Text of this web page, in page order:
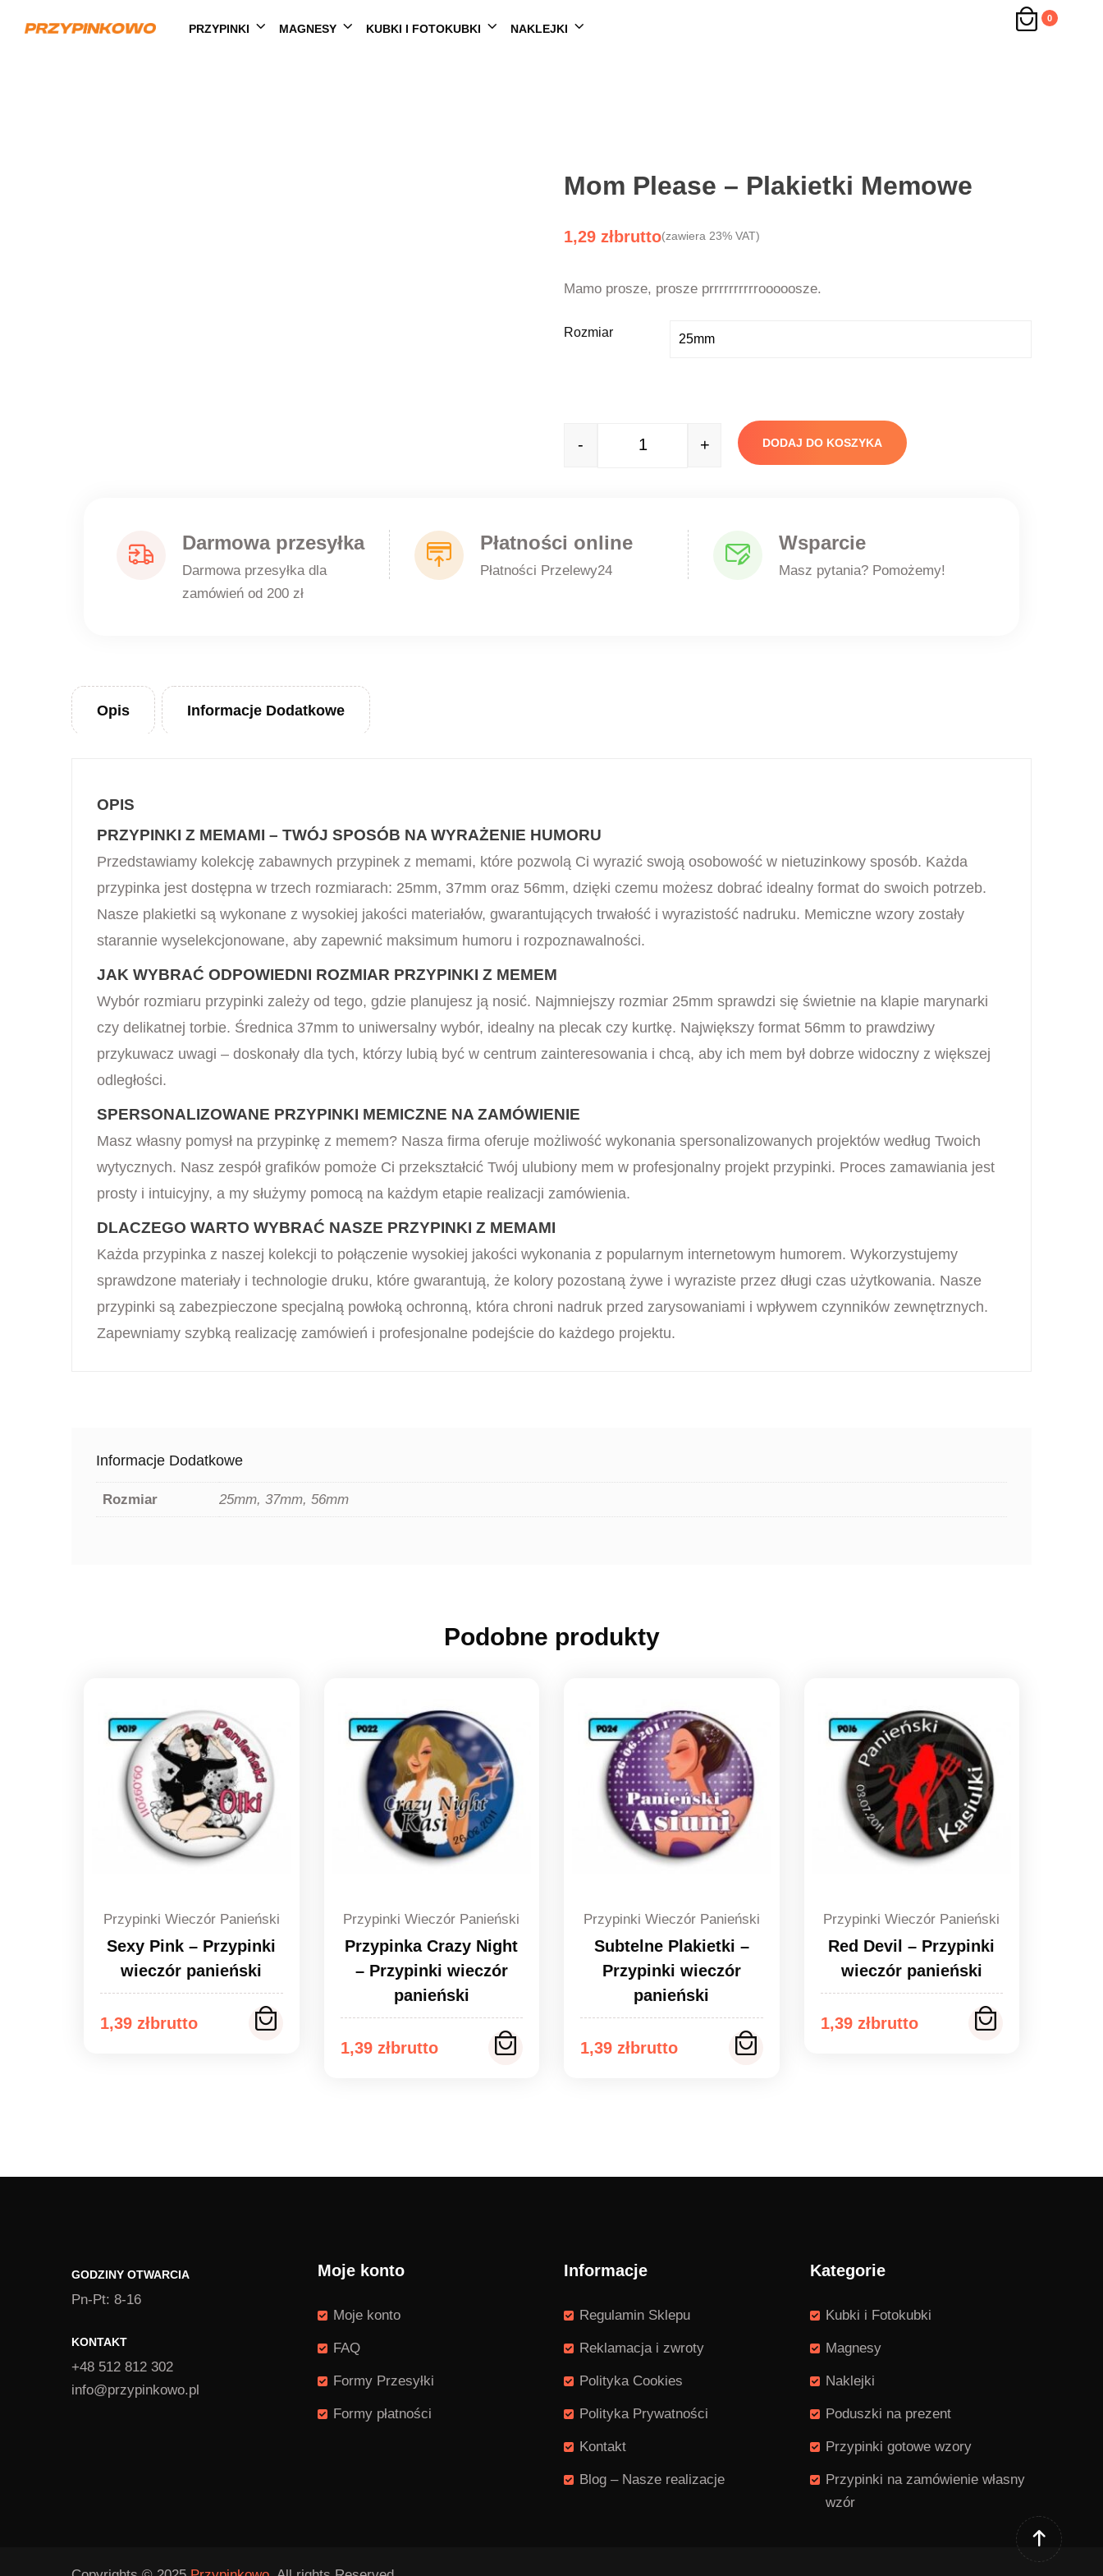
PRZYPINKI MAGNESY KUBKI I FOTOKUBKI NAKLEJKI
0
Mom Please – Plakietki Memowe
1,29 zł (zawiera 23% VAT)
Mamo prosze, prosze prrrrrrrrrrooooosze.
Rozmiar
Quantity
- + DODAJ DO KOSZYKA
Darmowa przesyłka
Darmowa przesyłka dla
zamówień od 200 zł
Płatności online
Płatności Przelewy24
Wsparcie
Masz pytania? Pomożemy!
Opis Informacje Dodatkowe
OPIS
PRZYPINKI Z MEMAMI – TWÓJ SPOSÓB NA WYRAŻENIE HUMORU
Przedstawiamy kolekcję zabawnych przypinek z memami, które pozwolą Ci wyrazić swoją osobowość w nietuzinkowy sposób. Każda
przypinka jest dostępna w trzech rozmiarach: 25mm, 37mm oraz 56mm, dzięki czemu możesz dobrać idealny format do swoich potrzeb.
Nasze plakietki są wykonane z wysokiej jakości materiałów, gwarantujących trwałość i wyrazistość nadruku. Memiczne wzory zostały
starannie wyselekcjonowane, aby zapewnić maksimum humoru i rozpoznawalności.
JAK WYBRAĆ ODPOWIEDNI ROZMIAR PRZYPINKI Z MEMEM
Wybór rozmiaru przypinki zależy od tego, gdzie planujesz ją nosić. Najmniejszy rozmiar 25mm sprawdzi się świetnie na klapie marynarki
czy delikatnej torbie. Średnica 37mm to uniwersalny wybór, idealny na plecak czy kurtkę. Największy format 56mm to prawdziwy
przykuwacz uwagi – doskonały dla tych, którzy lubią być w centrum zainteresowania i chcą, aby ich mem był dobrze widoczny z większej
odległości.
SPERSONALIZOWANE PRZYPINKI MEMICZNE NA ZAMÓWIENIE
Masz własny pomysł na przypinkę z memem? Nasza firma oferuje możliwość wykonania spersonalizowanych projektów według Twoich
wytycznych. Nasz zespół grafików pomoże Ci przekształcić Twój ulubiony mem w profesjonalny projekt przypinki. Proces zamawiania jest
prosty i intuicyjny, a my służymy pomocą na każdym etapie realizacji zamówienia.
DLACZEGO WARTO WYBRAĆ NASZE PRZYPINKI Z MEMAMI
Każda przypinka z naszej kolekcji to połączenie wysokiej jakości wykonania z popularnym internetowym humorem. Wykorzystujemy
sprawdzone materiały i technologie druku, które gwarantują, że kolory pozostaną żywe i wyraziste przez długi czas użytkowania. Nasze
przypinki są zabezpieczone specjalną powłoką ochronną, która chroni nadruk przed zarysowaniami i wpływem czynników zewnętrznych.
Zapewniamy szybką realizację zamówień i profesjonalne podejście do każdego projektu.
Informacje Dodatkowe
Rozmiar 25mm, 37mm, 56mm
Podobne produkty
Przypinki Wieczór Panieński
Sexy Pink – Przypinki
wieczór panieński
1,39 zł
Zakres
Przypinki Wieczór Panieński
Przypinka Crazy Night
– Przypinki wieczór
panieński
1,39 zł
Zakres
Przypinki Wieczór Panieński
Subtelne Plakietki –
Przypinki wieczór
panieński
1,39 zł
Zakres
Przypinki Wieczór Panieński
Red Devil – Przypinki
wieczór panieński
1,39 zł
Zakres
GODZINY OTWARCIA
Pn-Pt: 8-16
KONTAKT
+48 512 812 302
info@przypinkowo.pl
Moje konto
Moje konto
FAQ
Formy Przesyłki
Formy płatności
Informacje
Regulamin Sklepu
Reklamacja i zwroty
Polityka Cookies
Polityka Prywatności
Kontakt
Blog – Nasze realizacje
Kategorie
Kubki i Fotokubki
Magnesy
Naklejki
Poduszki na prezent
Przypinki gotowe wzory
Przypinki na zamówienie własny
wzór